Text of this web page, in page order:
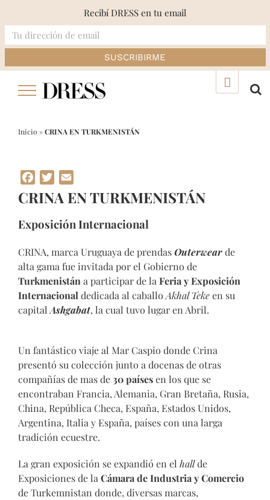
Inicio »CRINA EN TURKMENISTÁN
Facebook
Twitter
CRINA EN TURKMENISTÁN
Exposición Internacional
CRINA, marca Uruguaya de prendasOuterwearde
alta gama fue invitada por el Gobierno de
Turkmenistán a participar de la Feria y Exposición
Internacional dedicada al caballo Akhal Tekeen su
capital Ashgabat, la cual tuvo lugar en Abril.
Un fantástico viaje al Mar Caspio donde Crina
presentó su colección junto a docenas de otras
compañías de mas de30 paísesen los que se
encontraban Francia, Alemania, Gran Bretaña, Rusia,
China, República Checa, España, Estados Unidos,
Argentina, Italia y España, países con una larga
tradición ecuestre.
La gran exposición se expandió en el hallde
Exposiciones de la Cámara de Industria y Comercio
de Turkemnistan donde, diversas marcas,
Recibí DRESS en tu email